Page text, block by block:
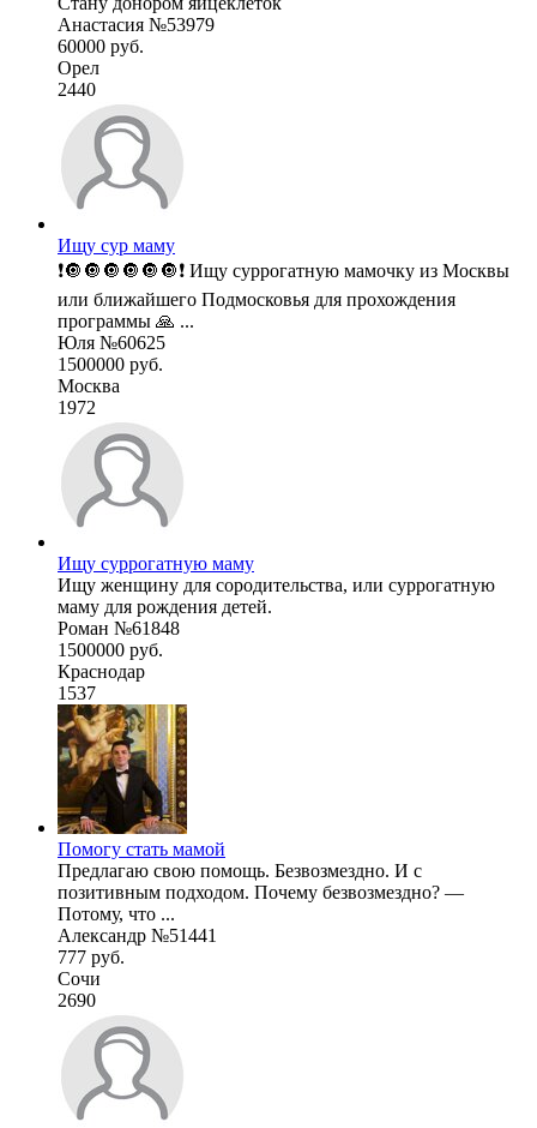
Анастасия №53979
60000 руб.
Орел
2440
Ищу сур маму
❗️🔘🔘🔘🔘🔘🔘❗️ Ищу суррогатную мамочку из Москвы
или ближайшего Подмосковья для прохождения
программы 🙏 ...
Юля №60625
1500000 руб.
Москва
1972
Ищу суррогатную маму
Ищу женщину для сородительства, или суррогатную
маму для рождения детей.
Роман №61848
1500000 руб.
Краснодар
1537
Помогу стать мамой
Предлагаю свою помощь. Безвозмездно. И с
позитивным подходом. Почему безвозмездно? —
Потому, что ...
Александр №51441
777 руб.
Сочи
2690